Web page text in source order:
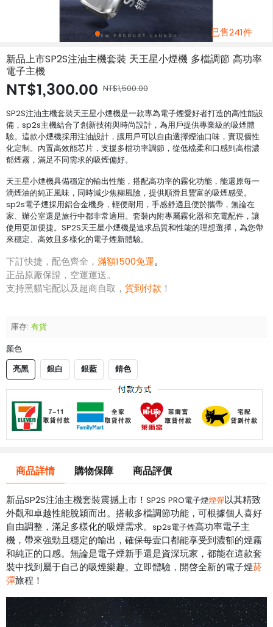
已售241件
新品上市SP2S注油主機套裝 天王星小煙機 多檔調節 高功率
電子主機
NT$1,300.00 NT$1,500.00
SP2S注油主機套裝天王星小煙機是一款專為電子煙愛好者打造的高性能設
備，sp2s主機結合了創新技術與時尚設計，為用戶提供專業級的吸煙體
驗。這款小煙機採用注油設計，讓用戶可以自由選擇煙油口味，實現個性
化定制。內置高效能芯片，支援多檔功率調節，從低檔柔和口感到高檔濃
郁煙霧，滿足不同需求的吸煙偏好。
天王星小煙機具備穩定的輸出性能，搭配高功率的霧化功能，能還原每一
滴煙油的純正風味，同時減少焦糊風險，提供順滑且豐富的吸煙感受。
sp2s電子煙採用鋁合金機身，輕便耐用，手感舒適且便於攜帶，無論在
家、辦公室還是旅行中都非常適用。套裝內附專屬霧化器和充電配件，讓
使用更加便捷。SP2S天王星小煙機是追求品質和性能的理想選擇，為您帶
來穩定、高效且多樣化的電子煙新體驗。
下訂快捷，配色齊全， 滿額1500免運。
正品原廠保證，空運運送。
支持黑貓宅配以及超商自取， 貨到付款 ！
庫存: 有貨
颜色
亮黑 銀白 銀藍 錆色
商品詳情 購物保障 商品評價
新品SP2S注油主機套裝震撼上市！ SP2S PRO電子煙煙彈以其精致
外觀和卓越性能脫穎而出。搭載多檔調節功能，可根據個人喜好
自由調整，滿足多樣化的吸煙需求。 sp2s電子煙高功率電子主
機，帶來強勁且穩定的輸出，確保每壹口都能享受到濃郁的煙霧
和純正的口感。無論是電子煙新手還是資深玩家，都能在這款套
裝中找到屬于自己的吸煙樂趣。立即體驗，開啓全新的電子煙菸
彈旅程！